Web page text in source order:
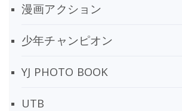
漫画アクション
少年チャンピオン
YJ PHOTO BOOK
UTB